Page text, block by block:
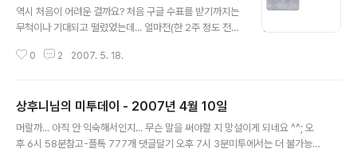
역시 처음이 어려운 걸까요? 처음 구글 수표를 받기까지는
무척이나 기대되고 떨렸었는데... 얼마전(한 2주 정도 전에
책상 한켠에 쳐박혀 있다가 오늘에야 주인과 대면하게 되
습니다. (그래도 한 20불 정도 차이나네요 +_+;) 아직 수
표를 바꾸지는 않아서 수수료가 얼마나 나오는지는 잘 모
르겠지만... 많은 분들이 수수료를 말씀하셔서... 생각난 김
0 2 2007. 5. 18.
상후니님의 미투데이 - 2007년 4월 10일
머랄까... 아직 안 익숙해서인지... 무슨 말을 써야할 지 망설이게 되네요 ^^; 오
후 6시 58분참고-플톡 777개 댓글달기 오후 7시 3분미투에서는 더 불가능해